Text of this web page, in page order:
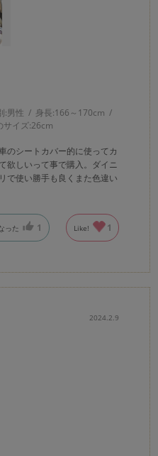
:男性 身長:166～170cm
サイズ:26cm
シートカバー的に使ってカ
欲しいって事で購入。ダイニ
で使い勝手も良くまた色違い
った 1 Like! 1
2024.2.9